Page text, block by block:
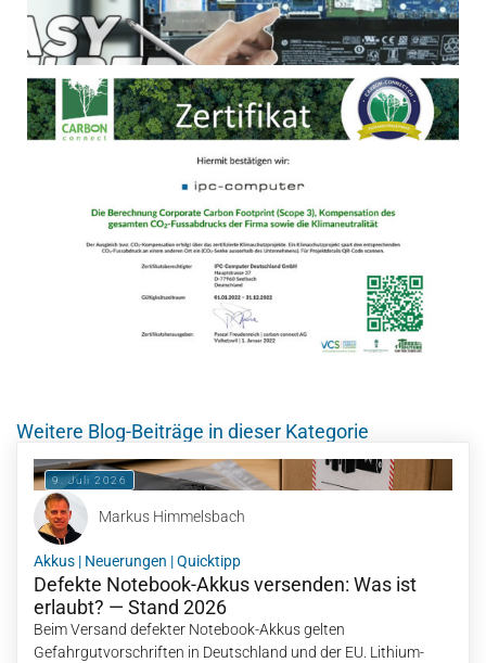
Weitere Blog-Beiträge in dieser Kategorie
9. Juli 2026
Markus Himmelsbach
Akkus | Neuerungen |Quicktipp
Defekte Notebook-Akkus versenden: Was ist
erlaubt? — Stand 2026
Beim Versand defekter Notebook-Akkus gelten
Gefahrgutvorschriften in Deutschland und der EU. Lithium-